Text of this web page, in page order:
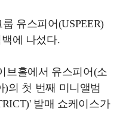
유스피어(USPEER)
에 나섰다.
브홀에서 유스피어(소
)의 첫 번째 미니앨범
발매 쇼케이스가